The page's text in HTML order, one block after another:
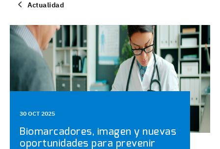
Actualidad
30 OCT 2025
Biomarcadores, imagen y nuevas
oportunidades para prevenir